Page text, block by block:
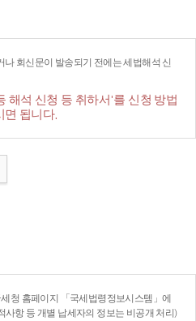
나 회신문이 발송되기 전에는 세법해석 신
해석 신청 등 취하서'를 신청 방법
면 됩니다.
청 홈페이지 「국세법령정보시스템」에
사항 등 개별 납세자의 정보는 비공개 처리)